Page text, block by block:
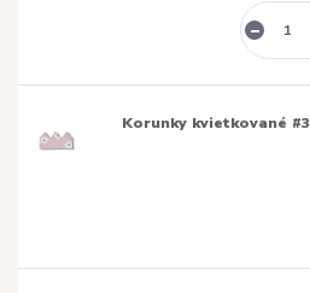
Korunky kvietkované #3